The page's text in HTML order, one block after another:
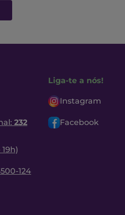
232
124
Liga-te a nós!
Instagram
Facebook